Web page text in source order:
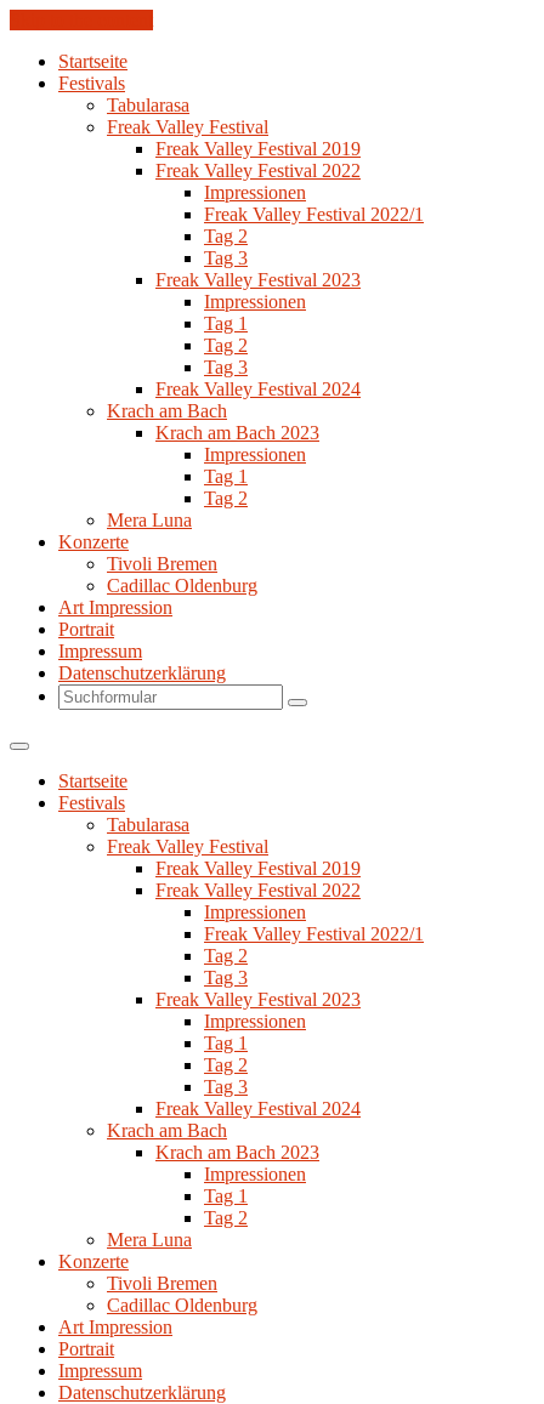
Startseite
Festivals
Tabularasa
Freak Valley Festival
Freak Valley Festival 2019
Freak Valley Festival 2022
Impressionen
Freak Valley Festival 2022/1
Tag 2
Tag 3
Freak Valley Festival 2023
Impressionen
Tag 1
Tag 2
Tag 3
Freak Valley Festival 2024
Krach am Bach
Krach am Bach 2023
Impressionen
Tag 1
Tag 2
Mera Luna
Konzerte
Tivoli Bremen
Cadillac Oldenburg
Art Impression
Portrait
Impressum
Datenschutzerklärung
Search
Startseite
Festivals
Tabularasa
Freak Valley Festival
Freak Valley Festival 2019
Freak Valley Festival 2022
Impressionen
Freak Valley Festival 2022/1
Tag 2
Tag 3
Freak Valley Festival 2023
Impressionen
Tag 1
Tag 2
Tag 3
Freak Valley Festival 2024
Krach am Bach
Krach am Bach 2023
Impressionen
Tag 1
Tag 2
Mera Luna
Konzerte
Tivoli Bremen
Cadillac Oldenburg
Art Impression
Portrait
Impressum
Datenschutzerklärung